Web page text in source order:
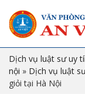
Dịch vụ luật sư uy
nội » Dịch vụ luật
giỏi tại Hà Nội